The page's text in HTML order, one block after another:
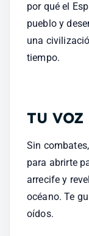
por qué el
pueblo y
una
tiempo.
TU
Sin
para abrirte
arrecife y
océano. Te
oídos.